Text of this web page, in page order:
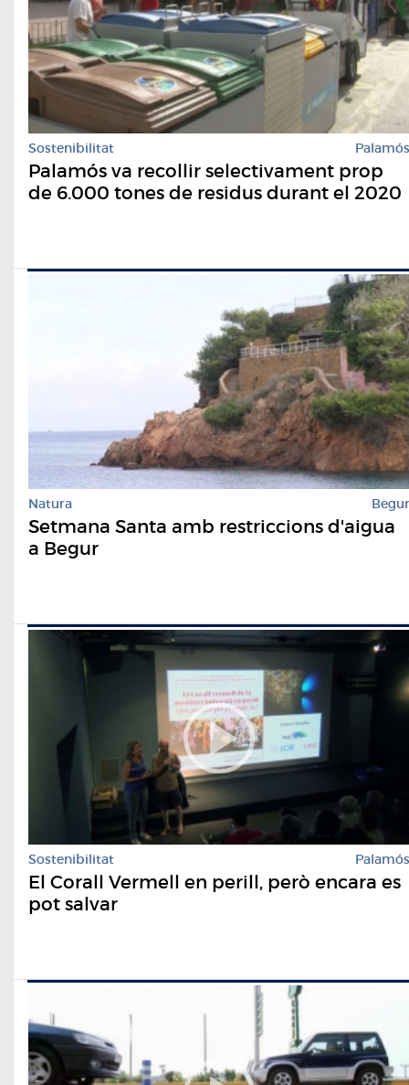
Sostenibilitat Palamós
Palamós va recollir selectivament prop
de 6.000 tones de residus durant el 2020
Natura Begur
Setmana Santa amb restriccions d'aigua
a Begur
Sostenibilitat Palamós
El Corall Vermell en perill, però encara es
pot salvar